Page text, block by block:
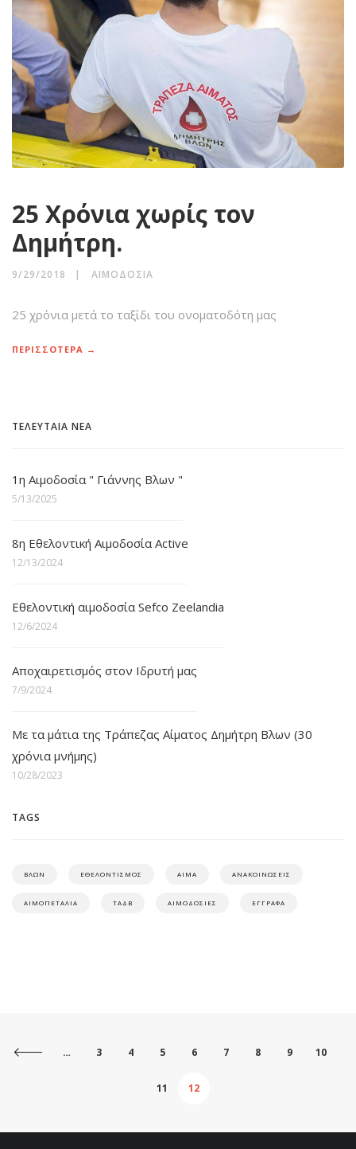
25 Χρόνια χωρίς τον
Δημήτρη.
9/29/2018 ΑΙΜΟΔΟΣΊΑ
25 χρόνια μετά το ταξίδι του ονοματοδότη μας
ΠΕΡΙΣΣΟΤΕΡΑ →
ΤΕΛΕΥΤΑΙΑ ΝΕΑ
1η Αιμοδοσία " Γιάννης Βλων "
5/13/2025
8η Εθελοντική Αιμοδοσία Active
12/13/2024
Εθελοντική αιμοδοσία Sefco Zeelandia
12/6/2024
Αποχαιρετισμός στον Ιδρυτή μας
7/9/2024
Με τα μάτια της Τράπεζας Αίματος Δημήτρη Βλων (30
χρόνια μνήμης)
10/28/2023
TAGS
ΒΛΩΝ ΕΘΕΛΟΝΤΙΣΜΟΣ ΑΙΜΑ ΑΝΑΚΟΙΝΩΣΕΙΣ
ΑΙΜΟΠΕΤΑΛΙΑ ΤΑΔΒ ΑΙΜΟΔΟΣΙΕΣ ΕΓΓΡΑΦΑ
… 3 4 5 6 7 8 9 10
11 12